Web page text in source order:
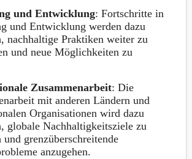
und Entwicklung: Fortschritte in
und Entwicklung werden dazu
nachhaltige Praktiken weiter zu
und neue Möglichkeiten zu
Zusammenarbeit: Die
mit anderen Ländern und
Organisationen wird dazu
globale Nachhaltigkeitsziele zu
und grenzüberschreitende
anzugehen.